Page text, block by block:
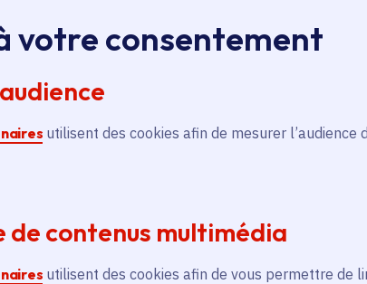
votre consentement
utilisent des cookies afin de mesurer l’audience
de contenus multimédia
utilisent des cookies afin de vous permettre de
en histoire de l’architecture
du Conseil départemental des Yvelines